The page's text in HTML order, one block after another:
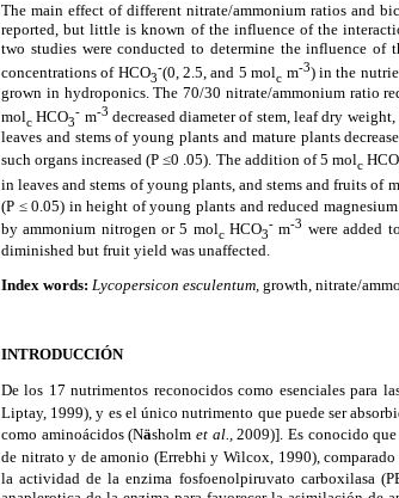
The main effect of different nitrate/ammonium ratios and
reported, but little is known of the influence of the
two studies were conducted to determine the influence of
concentrations of HCO3
-(0, 2.5, and 5 molc m-3) in the
grown in hydroponics. The 70/30 nitrate/ammonium ratio
molc HCO3
- m-3 decreased diameter of stem, leaf dry
leaves and stems of young plants and mature plants
such organs increased (P ≤0 .05). The addition of 5 molcHCO
in leaves and stems of young plants, and stems and fruits of
(P ≤ 0.05) in height of young plants and reduced
by ammonium nitrogen or 5 molcHCO3
- m-3 were added
diminished but fruit yield was unaffected.
Index words: Lycopersicon esculentum, growth, nitrate/
INTRODUCCIÓN
De los 17 nutrimentos reconocidos como esenciales para
Liptay, 1999), y es el único nutrimento que puede ser
como aminoácidos (Näsholmet al., 2009)]. Es conocido
de nitrato y de amonio (Errebhi y Wilcox, 1990),
la actividad de la enzima fosfoenolpiruvato carboxilasa